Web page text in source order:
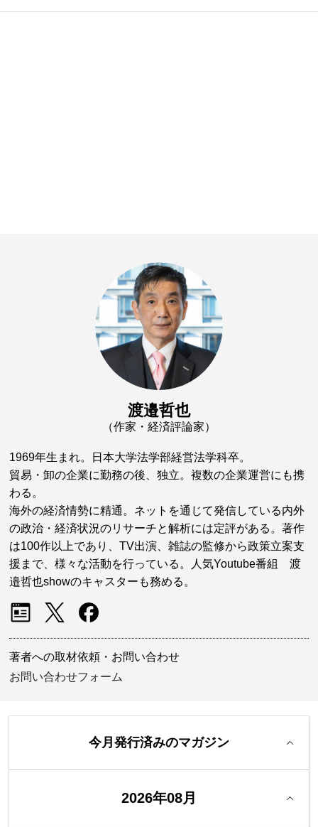
渡邉哲也
（作家・経済評論家）
1969年生まれ。日本大学法学部経営法学科卒。
貿易・卸の企業に勤務の後、独立。複数の企業運営にも携
わる。
海外の経済情勢に精通。ネットを通じて発信している内外
の政治・経済状況のリサーチと解析には定評がある。著作
は100作以上であり、TV出演、雑誌の監修から政策立案支
援まで、様々な活動を行っている。人気Youtube番組 渡
邉哲也showのキャスターも務める。
著者への取材依頼・お問い合わせ
お問い合わせフォーム
今月発行済みのマガジン
2026年08月